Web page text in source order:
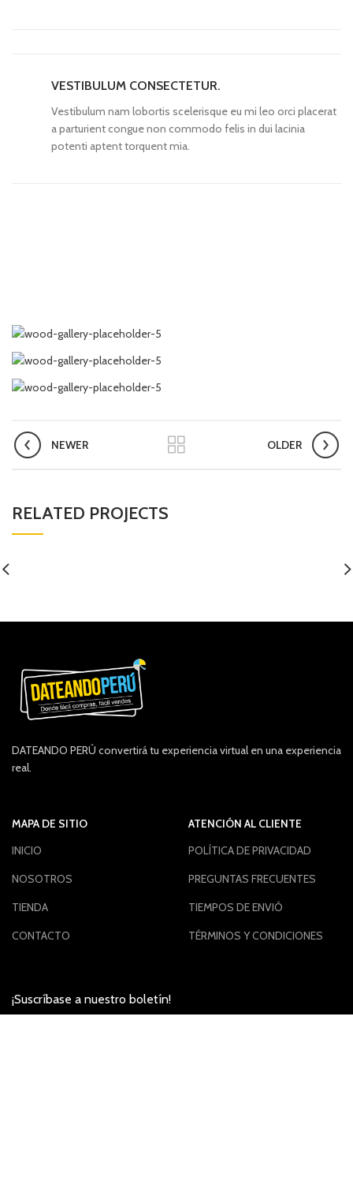
VESTIBULUM CONSECTETUR.
Vestibulum nam lobortis scelerisque eu mi leo orci placerat
a parturient congue non commodo felis in dui lacinia
potenti aptent torquent mia.
NEWER OLDER
RELATED PROJECTS
DATEANDO PERÚ convertirá tu experiencia virtual en una experiencia
real.
MAPA DE SITIO
INICIO
NOSOTROS
TIENDA
CONTACTO
ATENCIÓN AL CLIENTE
POLÍTICA DE PRIVACIDAD
PREGUNTAS FRECUENTES
TIEMPOS DE ENVIÓ
TÉRMINOS Y CONDICIONES
¡Suscríbase a nuestro boletín!